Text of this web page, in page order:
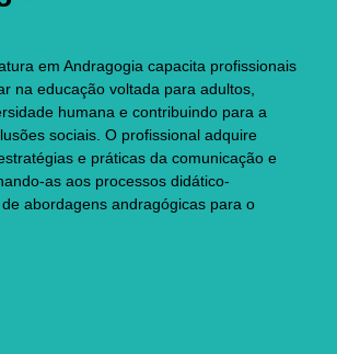
em Andragogia capacita profissionais
na educação voltada para adultos,
humana e contribuindo para a
sociais. O profissional adquire
e práticas da comunicação e
as aos processos didático-
abordagens andragógicas para o